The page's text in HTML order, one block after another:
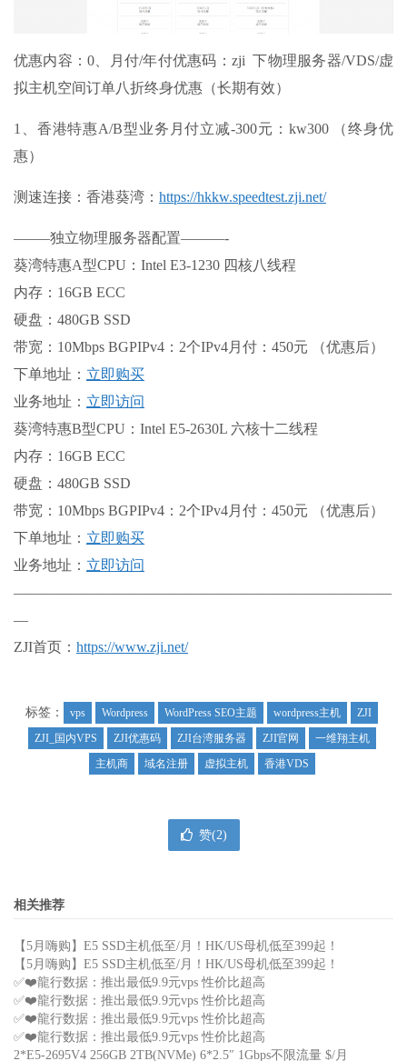
优惠内容：0、月付/年付优惠码： zji 下物理服务器/VDS/虚
拟主机空间订单八折终身优惠（长期有效）
1、香港特惠A/B型业务月付立减-300元： kw300（终身优
惠）
测速连接：香港葵湾： https://hkkw.speedtest.zji.net/
——–独立物理服务器配置———-
葵湾特惠A型CPU：Intel E3-1230 四核八线程
内存：16GB ECC
硬盘：480GB SSD
带宽：10Mbps BGPIPv4：2个IPv4月付：450元 （优惠后）
下单地址： 立即购买
业务地址： 立即访问
葵湾特惠B型CPU：Intel E5-2630L 六核十二线程
内存：16GB ECC
硬盘：480GB SSD
带宽：10Mbps BGPIPv4：2个IPv4月付：450元 （优惠后）
下单地址： 立即购买
业务地址： 立即访问
——————————————————————————
—
ZJI首页： https://www.zji.net/
标签： vps Wordpress WordPress SEO主题 wordpress主机
ZJI
ZJI_国内VPS
ZJI优惠码 ZJI台湾服务器 ZJI官网
一维翔主机
主机商
域名注册 虚拟主机 香港VDS
赞(2)
相关推荐
【5月嗨购】E5 SSD主机低至/月！HK/US母机低至399起！
【5月嗨购】E5 SSD主机低至/月！HK/US母机低至399起！
✅❤️龍行数据：推出最低9.9元vps 性价比超高
✅❤️龍行数据：推出最低9.9元vps 性价比超高
✅❤️龍行数据：推出最低9.9元vps 性价比超高
✅❤️龍行数据：推出最低9.9元vps 性价比超高
2*E5-2695V4 256GB 2TB(NVMe) 6*2.5″ 1Gbps不限流量 $/月